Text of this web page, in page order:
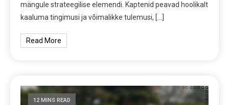
mängule strateegilise elemendi. Kaptenid peavad hoolikalt
kaaluma tingimusi ja võimalikke tulemusi, […]
Read More
12 MINS READ